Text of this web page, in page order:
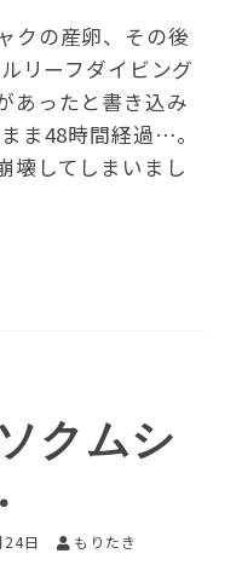
クの産卵、その後
リーフダイビング
あったと書き込み
ま48時間経過…。
壊してしまいまし
クムシ
24日 もりたき